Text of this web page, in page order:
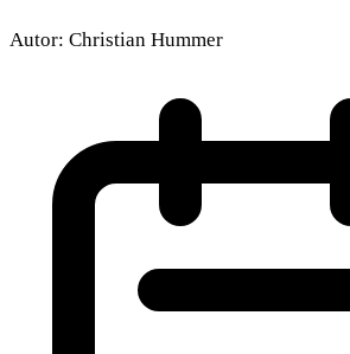
Autor: Christian Hummer